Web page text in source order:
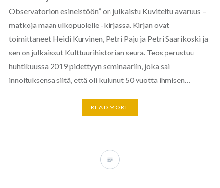
Observatorion esineistöön” on julkaistu Kuviteltu avaruus –
matkoja maan ulkopuolelle -kirjassa. Kirjan ovat
toimittaneet Heidi Kurvinen, Petri Paju ja Petri Saarikoski ja
sen on julkaissut Kulttuurihistorian seura. Teos perustuu
huhtikuussa 2019 pidettyyn seminaariin, joka sai
innoituksensa siitä, että oli kulunut 50 vuotta ihmisen…
READ MORE